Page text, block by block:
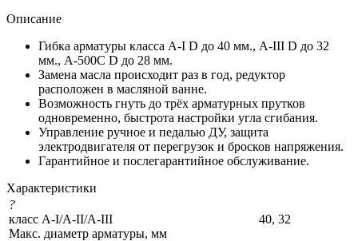
Описание
Гибка арматуры класса А-I D до 40 мм., А-III D до 32
мм., А-500С D до 28 мм.
Замена масла происходит раз в год, редуктор
расположен в масляной ванне.
Возможность гнуть до трёх арматурных прутков
одновременно, быстрота настройки угла сгибания.
Управление ручное и педалью ДУ, защита
электродвигателя от перегрузок и бросков напряжения.
Гарантийное и послегарантийное обслуживание.
Характеристики
?
класс A-I/A-II/A-III
Макс. диаметр арматуры, мм
40, 32